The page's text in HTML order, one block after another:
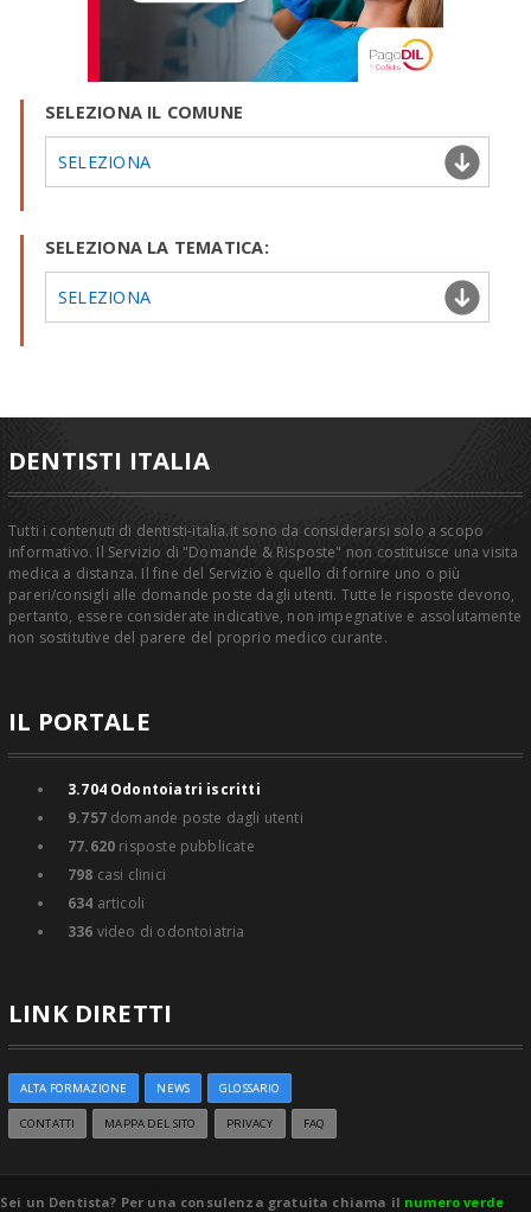
SELEZIONA IL COMUNE
SELEZIONA
SELEZIONA LA TEMATICA:
SELEZIONA
DENTISTI ITALIA
Tutti i contenuti di dentisti-italia.it sono da considerarsi solo a scopo
informativo. Il Servizio di "Domande & Risposte" non costituisce una visita
medica a distanza. Il fine del Servizio è quello di fornire uno o più
pareri/consigli alle domande poste dagli utenti. Tutte le risposte devono,
pertanto, essere considerate indicative, non impegnative e assolutamente
non sostitutive del parere del proprio medico curante.
IL PORTALE
3.704Odontoiatri iscritti
9.757domande poste dagli utenti
77.620 risposte pubblicate
798 casi clinici
634 articoli
336 video di odontoiatria
LINK DIRETTI
ALTA FORMAZIONE NEWS GLOSSARIO
CONTATTI MAPPA DEL SITO PRIVACY FAQ
Sei un Dentista? Per una consulenza gratuita chiama il numero verde